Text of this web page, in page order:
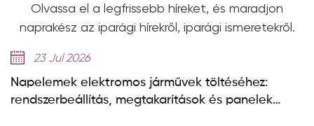
Olvassa el a legfrissebb híreket, és maradjon
naprakész az iparági hírekről, iparági ismeretekről.
járművek töltéséhez:
megtakarítások és panelek
314Ah-s cellák
GE-F sorozat